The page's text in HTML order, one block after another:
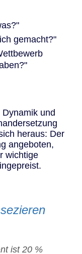
gemacht?"
und
heraus: Der
angeboten,
wichtige
ist 20 %